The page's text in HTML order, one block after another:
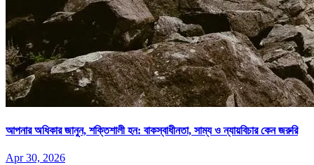
আপনার অধিকার জানুন, শক্তিশালী হন: বাকস্বাধীনতা, সাম্য ও ন্যায়বিচার কেন জরুরি
Apr 30, 2026